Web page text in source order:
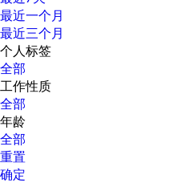
最近一个月
最近三个月
个人标签
全部
工作性质
全部
年龄
全部
重置
确定